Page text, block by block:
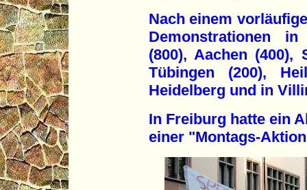
Nach einem
Demonstrationen
(800), Aachen (400),
Tübingen (200),
Heidelberg und in
In Freiburg hatte ein
einer "Montags-